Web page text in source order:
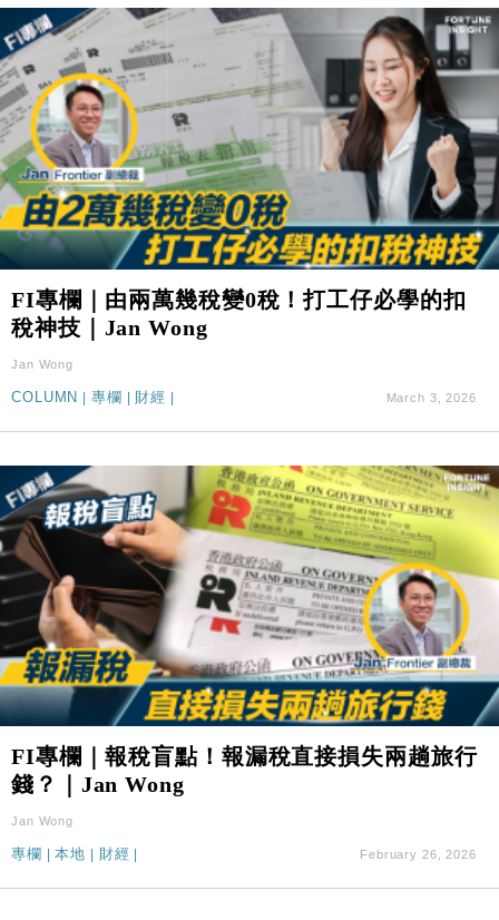
FI專欄｜由兩萬幾稅變0稅！打工仔必學的扣
稅神技｜Jan Wong
Jan Wong
COLUMN | 專欄 | 財經 | March 3, 2026
FI專欄｜報稅盲點！報漏稅直接損失兩趟旅行
錢？｜Jan Wong
Jan Wong
專欄 |本地 財經 February 26, 2026